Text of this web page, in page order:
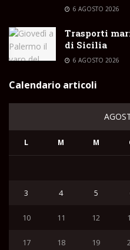
6 AGOSTO 2026
Trasporti
di Sicilia
6 AGOSTO 2026
Calendario articoli
L M M
3 4 5
10 11 12
17 18 19